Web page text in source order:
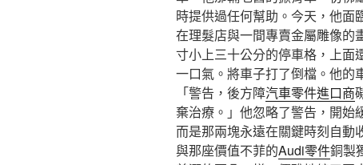
時提供過任何幫助。今天，他面
在理髮店與一間專賣金屬雕像的
寸小上三十公分的停車格，上面
一口氣。將車子打了倒檔。他的
「警告，後方障汽車零件進口商
棄治療。」他忽略了警告，開始
而是那兩塊永遠在關鍵時刻自動
與那座價值不菲的Audi零件銅製